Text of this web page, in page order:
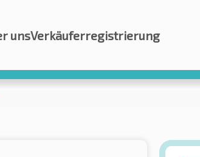
unsVerkäuferregistrierung